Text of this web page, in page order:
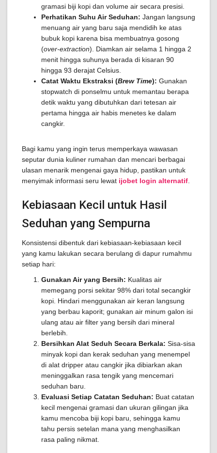
gramasi biji kopi dan volume air secara presisi.
Perhatikan Suhu Air Seduhan: Jangan langsung
menuang air yang baru saja mendidih ke atas
bubuk kopi karena bisa membuatnya gosong
(over-extraction). Diamkan air selama 1 hingga 2
menit hingga suhunya berada di kisaran 90
hingga 93 derajat Celsius.
Catat Waktu Ekstraksi (Brew Time): Gunakan
stopwatch di ponselmu untuk memantau berapa
detik waktu yang dibutuhkan dari tetesan air
pertama hingga air habis menetes ke dalam
cangkir.
Bagi kamu yang ingin terus memperkaya wawasan
seputar dunia kuliner rumahan dan mencari berbagai
ulasan menarik mengenai gaya hidup, pastikan untuk
menyimak informasi seru lewat ijobet login alternatif
Kebiasaan Kecil untuk Hasil
Seduhan yang Sempurna
Konsistensi dibentuk dari kebiasaan-kebiasaan kecil
yang kamu lakukan secara berulang di dapur rumahmu
setiap hari:
Gunakan Air yang Bersih: Kualitas air
memegang porsi sekitar 98% dari total secangkir
kopi. Hindari menggunakan air keran langsung
yang berbau kaporit; gunakan air minum galon isi
ulang atau air filter yang bersih dari mineral
berlebih.
Bersihkan Alat Seduh Secara Berkala: Sisa-sisa
minyak kopi dan kerak seduhan yang menempel
di alat dripper atau cangkir jika dibiarkan akan
meninggalkan rasa tengik yang mencemari
seduhan baru.
Evaluasi Setiap Catatan Seduhan: Buat catatan
kecil mengenai gramasi dan ukuran gilingan jika
kamu mencoba biji kopi baru, sehingga kamu
tahu persis setelan mana yang menghasilkan
rasa paling nikmat.